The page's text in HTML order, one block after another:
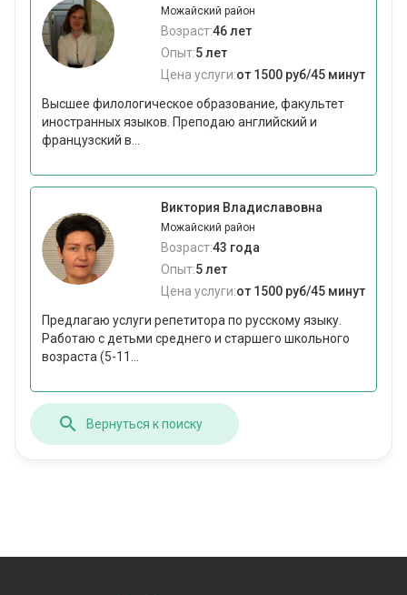
Можайский район
Возраст:46 лет
Опыт:5 лет
Цена услуги:от 1500 руб/45 минут
Высшее филологическое образование, факультет
иностранных языков. Преподаю английский и
французский в...
Виктория Владиславовна
Можайский район
Возраст:43 года
Опыт:5 лет
Цена услуги:от 1500 руб/45 минут
Предлагаю услуги репетитора по русскому языку.
Работаю с детьми среднего и старшего школьного
возраста (5-11...
Вернуться к поиску